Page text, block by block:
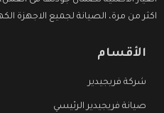
اكثر من مرة، الصيانة لجميع الاجهزة
الأقسام
شركة فريجيدير
صيانة فريجيدير الرئيسي